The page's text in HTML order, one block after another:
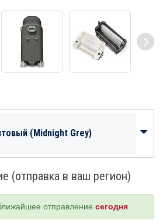
(Midnight Grey)
(отправка в ваш регион)
ближайшее отправление сегодня